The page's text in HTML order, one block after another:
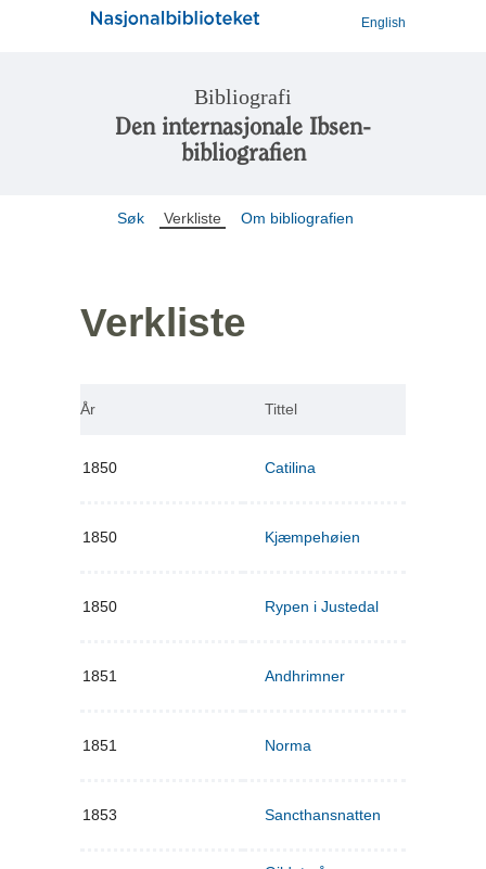
English
Bibliografi
Den internasjonale Ibsen-
bibliografien
Søk Verkliste Om bibliografien
Verkliste
År Tittel
1850 Catilina
1850 Kjæmpehøien
1850 Rypen i Justedal
1851 Andhrimner
1851 Norma
1853 Sancthansnatten